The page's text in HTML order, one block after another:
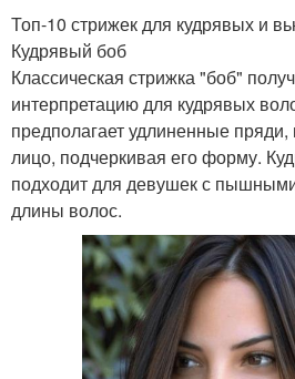
Топ-10 стрижек для кудрявых и
Кудрявый боб
Классическая стрижка "боб"
интерпретацию для кудрявых
предполагает удлиненные
лицо, подчеркивая его форму.
подходит для девушек с
длины волос.